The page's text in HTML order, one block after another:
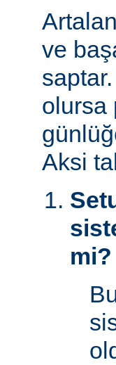
ve
olursa
Aksi
mi?